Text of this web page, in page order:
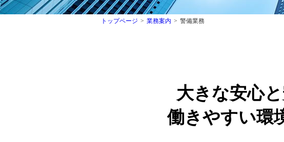
トップページ > 業務案内 > 警備業務
大きな安心
働きやすい環